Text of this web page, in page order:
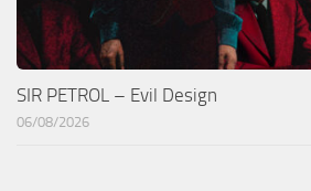
SIR PETROL – Evil Design
06/08/2026